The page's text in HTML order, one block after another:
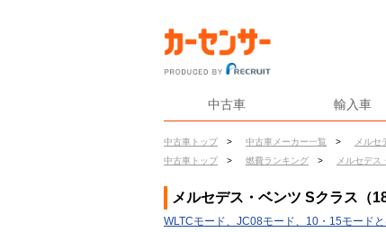
中古車 輸入車
中古車トップ > 中古車メーカー一覧 > メルセ
中古車トップ
> 燃費ランキング > メルセデス
メルセデス・ベンツ Sクラス（
WLTCモード、JC08モード、10・15モード